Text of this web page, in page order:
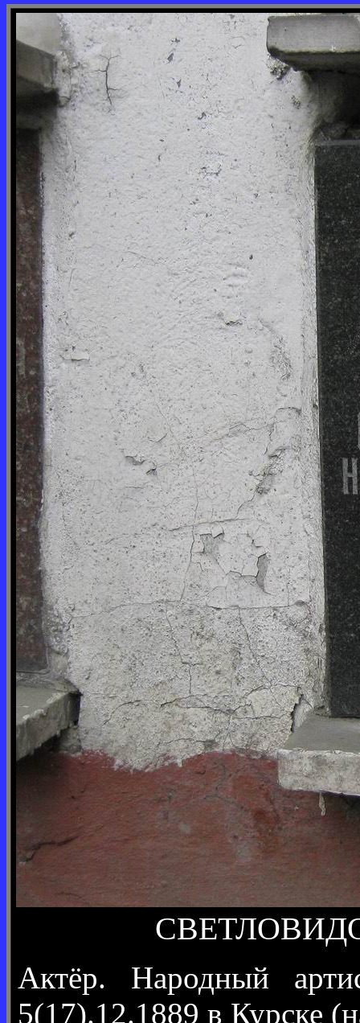
Актёр. Народный
5(17).12.1889 в Курске